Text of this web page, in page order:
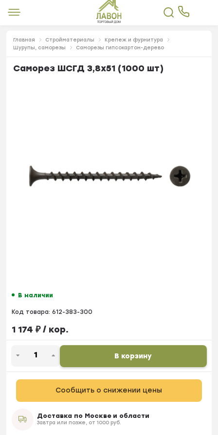
Главная Стройматериалы
Крепеж и фурнитура
Шурупы, саморезы
Саморезы гипсокартон-дерево
Саморез ШСГД 3,8х51 (1000 шт)
В наличии
Код товара: 612-383-300
1 174 ₽/ кор.
В корзину
Сообщить о снижении цены
Доставка по Москве и области
Завтра или позже, от 1000 руб.